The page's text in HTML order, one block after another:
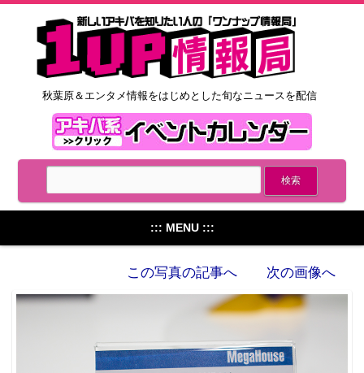
秋葉原＆エンタメ情報をはじめとした旬なニュースを配信
::: MENU :::
この写真の記事へ 次の画像へ